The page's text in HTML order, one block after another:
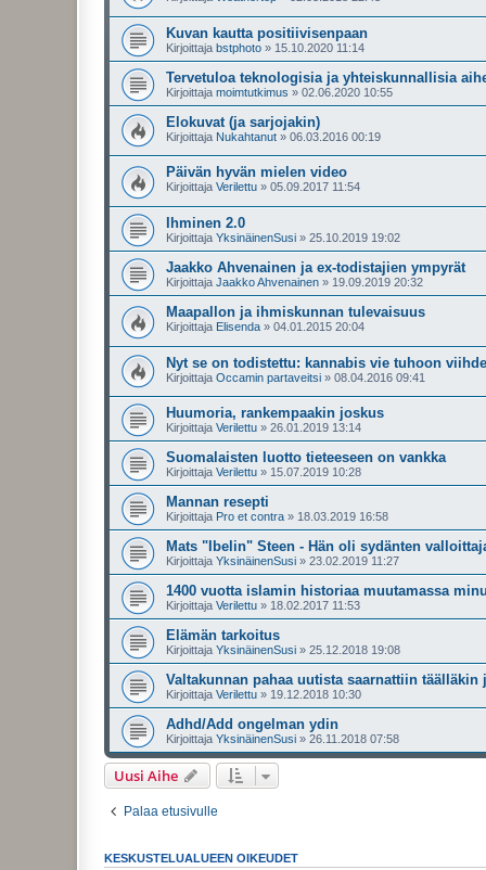
Kuvan kautta positiivisenpaan
Kirjoittaja bstphoto » 15.10.2020 11:14
Tervetuloa teknologisia ja yhteiskunnallisia
Kirjoittaja moimtutkimus » 02.06.2020 10:55
Elokuvat (ja sarjojakin)
Kirjoittaja Nukahtanut » 06.03.2016 00:19
Päivän hyvän mielen video
Kirjoittaja Verilettu » 05.09.2017 11:54
Ihminen 2.0
Kirjoittaja YksinäinenSusi » 25.10.2019 19:02
Jaakko Ahvenainen ja ex-todistajien ympyrät
Kirjoittaja Jaakko Ahvenainen » 19.09.2019 20:32
Maapallon ja ihmiskunnan tulevaisuus
Kirjoittaja Elisenda » 04.01.2015 20:04
Nyt se on todistettu: kannabis vie tuhoon
Kirjoittaja Occamin partaveitsi » 08.04.2016 09:41
Huumoria, rankempaakin joskus
Kirjoittaja Verilettu » 26.01.2019 13:14
Suomalaisten luotto tieteeseen on vankka
Kirjoittaja Verilettu » 15.07.2019 10:28
Mannan resepti
Kirjoittaja Pro et contra » 18.03.2019 16:58
Mats "Ibelin" Steen - Hän oli sydänten
Kirjoittaja YksinäinenSusi » 23.02.2019 11:27
1400 vuotta islamin historiaa muutamassa
Kirjoittaja Verilettu » 18.02.2017 11:53
Elämän tarkoitus
Kirjoittaja YksinäinenSusi » 25.12.2018 19:08
Valtakunnan pahaa uutista saarnattiin täälläkin
Kirjoittaja Verilettu » 19.12.2018 10:30
Adhd/Add ongelman ydin
Kirjoittaja YksinäinenSusi » 26.11.2018 07:58
Uusi Aihe
Palaa etusivulle
KESKUSTELUALUEEN OIKEUDET